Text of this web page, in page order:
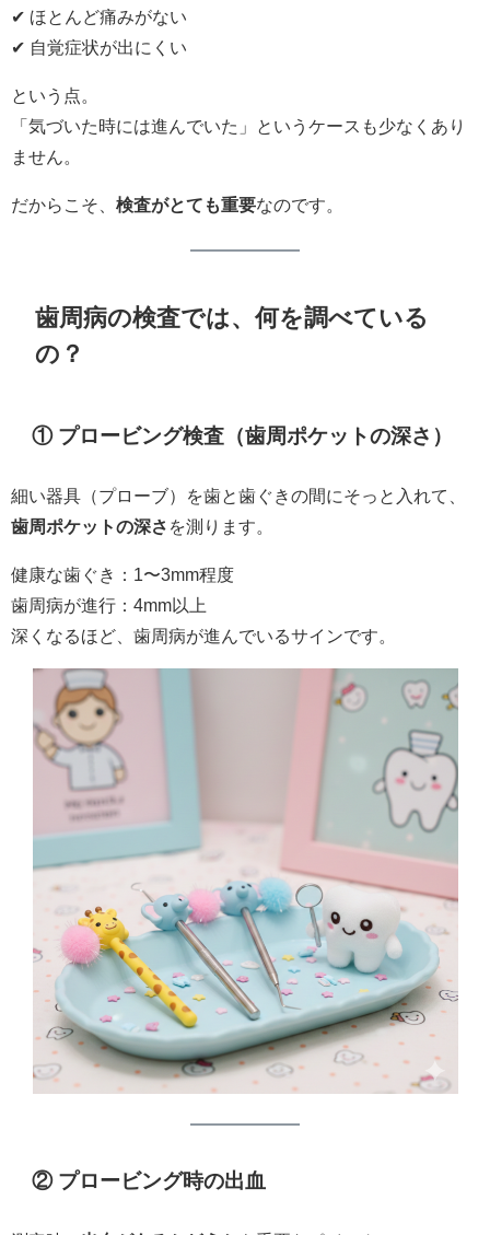
✔ ほとんど痛みがない
✔ 自覚症状が出にくい
という点。
「気づいた時には進んでいた」というケースも少なくあり
ません。
だからこそ、 検査がとても重要なのです。
歯周病の検査では、何を調べている
の？
① プロービング検査（歯周ポケットの深さ）
細い器具（プローブ）を歯と歯ぐきの間にそっと入れて、
歯周ポケットの深さ を測ります。
健康な歯ぐき：1〜3mm程度
歯周病が進行：4mm以上
深くなるほど、歯周病が進んでいるサインです。
② プロービング時の出血